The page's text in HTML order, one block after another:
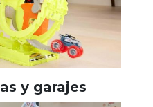
y garajes